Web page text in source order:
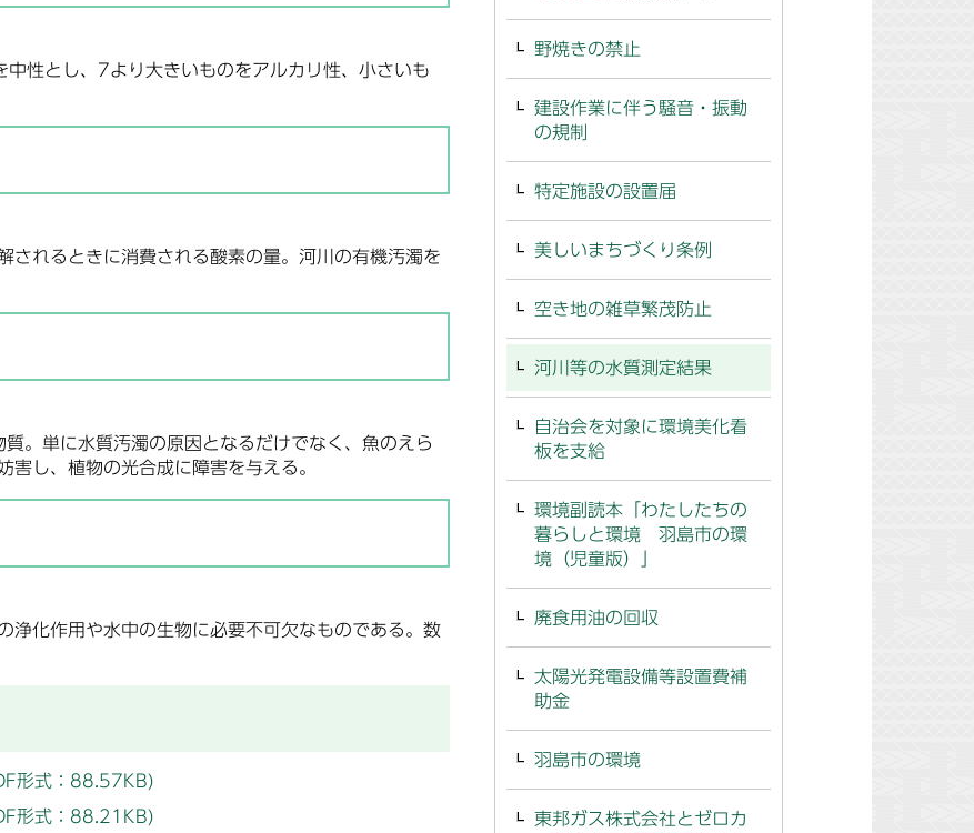
性とし、7より大きいものをアルカリ性、小さいも
されるときに消費される酸素の量。河川の有機汚濁を
。単に水質汚濁の原因となるだけでなく、魚のえら
害し、植物の光合成に障害を与える。
浄化作用や水中の生物に必要不可欠なものである。数
形式：88.57KB)
形式：88.21KB)
野焼きの禁止
建設作業に伴う騒音・振動
の規制
特定施設の設置届
美しいまちづくり条例
空き地の雑草繁茂防止
河川等の水質測定結果
自治会を対象に環境美化看
板を支給
環境副読本「わたしたちの
暮らしと環境 羽島市の環
境（児童版）」
廃食用油の回収
太陽光発電設備等設置費補
助金
羽島市の環境
東邦ガス株式会社とゼロカ